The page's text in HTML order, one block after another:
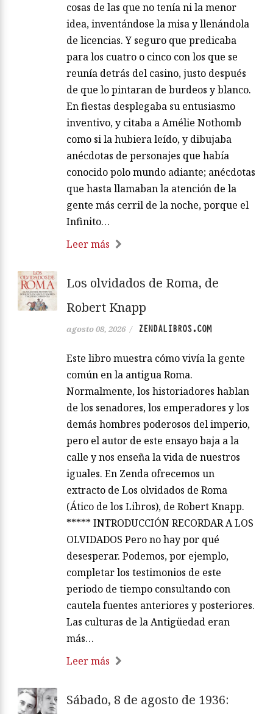
cosas de las que no tenía ni la menor
idea, inventándose la misa y llenándola
de licencias. Y seguro que predicaba
para los cuatro o cinco con los que se
reunía detrás del casino, justo después
de que lo pintaran de burdeos y blanco.
En fiestas desplegaba su entusiasmo
inventivo, y citaba a Amélie Nothomb
como si la hubiera leído, y dibujaba
anécdotas de personajes que había
conocido polo mundo adiante; anécdotas
que hasta llamaban la atención de la
gente más cerril de la noche, porque el
Infinito…
Leer más
Los olvidados de Roma, de
Robert Knapp
agosto 08, 2026 / ZENDALIBROS.COM
Este libro muestra cómo vivía la gente
común en la antigua Roma.
Normalmente, los historiadores hablan
de los senadores, los emperadores y los
demás hombres poderosos del imperio,
pero el autor de este ensayo baja a la
calle y nos enseña la vida de nuestros
iguales. En Zenda ofrecemos un
extracto de Los olvidados de Roma
(Ático de los Libros), de Robert Knapp.
***** INTRODUCCIÓN RECORDAR A LOS
OLVIDADOS Pero no hay por qué
desesperar. Podemos, por ejemplo,
completar los testimonios de este
periodo de tiempo consultando con
cautela fuentes anteriores y posteriores.
Las culturas de la Antigüedad eran
más…
Leer más
Sábado, 8 de agosto de 1936: